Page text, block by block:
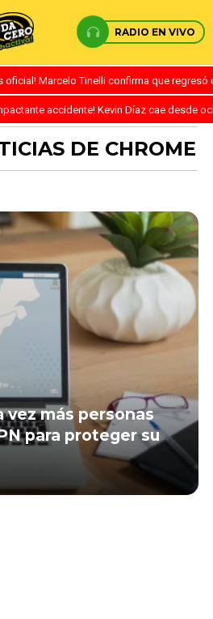
RADIO EN VIVO
oficial! Marcelo Tinelli confirma que
accidente! Kevin Díaz cae desde
DE CHROME
vez más personas
para proteger su